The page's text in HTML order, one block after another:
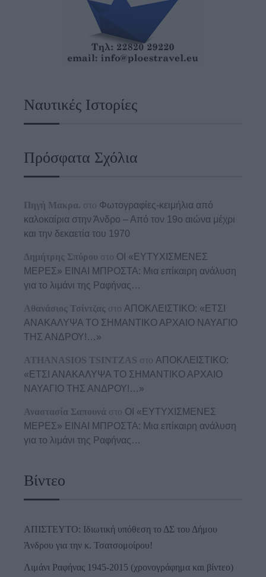
Ναυτικές Ιστορίες
Πρόσφατα Σχόλια
Πηγή Μακρα. στο Φωτογραφίες-κειμήλια από
καλοκαίρια στην Άνδρο – Από τον 19ο αιώνα μέχρι
και την δεκαετία του 1970
Δημήτρης Σπύρου στο ΟΙ «ΕΥΤΥΧΙΣΜΕΝΕΣ
ΜΕΡΕΣ» ΕΙΝΑΙ ΜΠΡΟΣΤΑ: Μια επίκαιρη ανάλυση
για το λιμάνι της Ραφήνας…
Αθανάσιος Τσίντζας στο ΑΠΟΚΛΕΙΣΤΙΚΟ: «ΕΤΣΙ
ΑΝΑΚΑΛΥΨΑ ΤΟ ΣΗΜΑΝΤΙΚΟ ΑΡΧΑΙΟ ΝΑΥΑΓΙΟ
ΤΗΣ ΑΝΔΡΟΥ!…»
ATHANASIOS TSINTZAS στο ΑΠΟΚΛΕΙΣΤΙΚΟ:
«ΕΤΣΙ ΑΝΑΚΑΛΥΨΑ ΤΟ ΣΗΜΑΝΤΙΚΟ ΑΡΧΑΙΟ
ΝΑΥΑΓΙΟ ΤΗΣ ΑΝΔΡΟΥ!…»
Αναστασία Σαπουνά στο ΟΙ «ΕΥΤΥΧΙΣΜΕΝΕΣ
ΜΕΡΕΣ» ΕΙΝΑΙ ΜΠΡΟΣΤΑ: Μια επίκαιρη ανάλυση
για το λιμάνι της Ραφήνας…
Βίντεο
ΑΠΙΣΤΕΥΤΟ: Ιδιωτική υπόθεση το ΔΣ του Δήμου
Άνδρου για την κ. Τσατσομοίρου!
Λιμάνι Ραφήνας 1945-2015 (χρονογράφημα και βίντεο)